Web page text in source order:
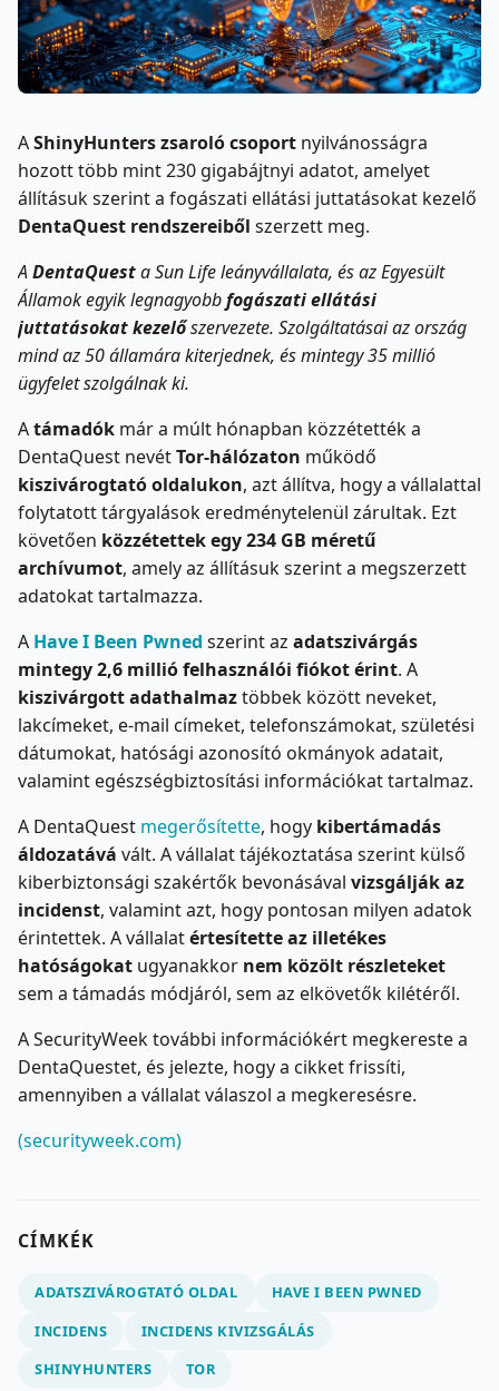
AShinyHunterszsaroló csoport nyilvánosságra
hozott több mint 230 gigabájtnyi adatot, amelyet
állításuk szerint a fogászati ellátási juttatásokat kezelő
DentaQuest rendszereiből szerzett meg.
ADentaQuesta Sun Life leányvállalata, és az Egyesült
Államok egyik legnagyobbfogászati ellátási
juttatásokat kezelőszervezete. Szolgáltatásai az ország
mind az 50 államára kiterjednek, és mintegy 35 millió
ügyfelet szolgálnak ki.
Atámadók már a múlt hónapban közzétették a
DentaQuest nevétTor-hálózaton működő
kiszivárogtató oldalukon, azt állítva, hogy a vállalattal
folytatott tárgyalások eredménytelenül zárultak. Ezt
követően közzétettek egy 234 GB méretű
archívumot, amely az állításuk szerint a megszerzett
adatokat tartalmazza.
A Have I Been Pwned szerint az adatszivárgás
mintegy 2,6 millió felhasználói fiókot érint. A
kiszivárgott adathalmaztöbbek között neveket,
lakcímeket, e-mail címeket, telefonszámokat, születési
dátumokat, hatósági azonosító okmányok adatait,
valamint egészségbiztosítási információkat tartalmaz.
A DentaQuest megerősítette, hogy kibertámadás
áldozatává vált. A vállalat tájékoztatása szerint külső
kiberbiztonsági szakértők bevonásával vizsgálják az
incidenst, valamint azt, hogy pontosan milyen adatok
érintettek. A vállalatértesítette az illetékes
hatóságokat ugyanakkor nem közölt részleteket
sem a támadás módjáról, sem az elkövetők kilétéről.
A SecurityWeek további információkért megkereste a
DentaQuestet, és jelezte, hogy a cikket frissíti,
amennyiben a vállalat válaszol a megkeresésre.
(securityweek.com)
CÍMKÉK
ADATSZIVÁROGTATÓ OLDAL
HAVE I BEEN PWNED
INCIDENS
INCIDENS KIVIZSGÁLÁS
SHINYHUNTERS
TOR